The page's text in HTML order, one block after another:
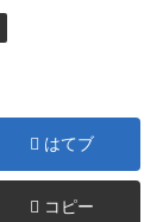
はてブ
コピー